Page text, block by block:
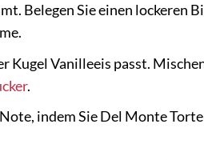
Belegen Sie einen lockeren
Kugel Vanilleeis passt.
.
indem Sie Del Monte